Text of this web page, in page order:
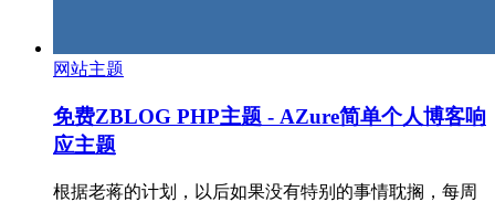
网站主题
免费ZBLOG PHP主题 - AZure简单个人博客响
应主题
根据老蒋的计划，以后如果没有特别的事情耽搁，每周